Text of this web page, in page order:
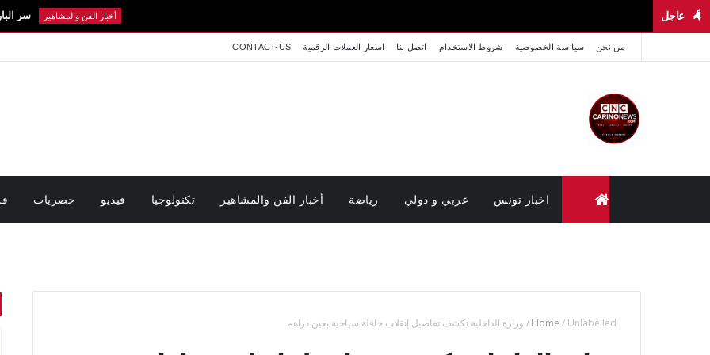
عاجل أخبار الفن والمشاهير سر الباروكة..
من نحن سيا سة الخصوصية شروط الاستخدام اتصل بنا اسعار العملات الرقمية CONTACT-US
اخبار تونس عربي و دولي رياضة أخبار الفن والمشاهير تكنولوجيا فيديو حصريات
Home / Unlabelled
/ وزارة الداخلية تكشف تفاصيل إنقلاب حافلة سياحية بعين دراهم